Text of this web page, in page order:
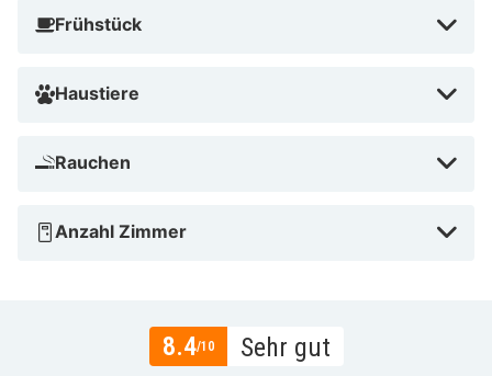
Frühstück
Haustiere
Rauchen
Anzahl Zimmer
8.4/10 Sehr gut